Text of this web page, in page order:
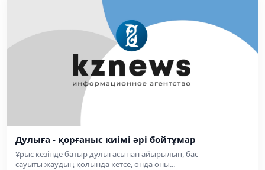
Дулыға - қорғаныс киімі әрі бойтұмар
Ұрыс кезінде батыр дулығасынан айырылып, бас
сауыты жаудың қолында кетсе, онда оны...